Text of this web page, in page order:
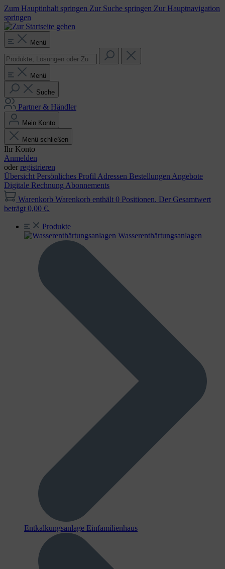
Zum Hauptinhalt springen Zur Suche springen Zur Hauptnavigation
springen
Menü
Menü
Suche
Partner & Händler
Mein Konto
Menü schließen
Ihr Konto
Anmelden
oder registrieren
Übersicht Persönliches Profil Adressen Bestellungen Angebote
Digitale Rechnung Abonnements
Warenkorb Warenkorb enthält 0 Positionen. Der Gesamtwert
beträgt 0,00 €.
Produkte
Wasser­enthärtungs­anlagen
Entkalkungsanlage Einfamilienhaus